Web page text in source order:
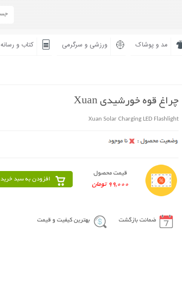
مد و پوشاک ورزشی و سرگرمی کتاب و رسانه
چراغ قوه خورشیدی Xuan
Xuan Solar Charging LED Flashlight
قیمت محصول
99,000 تومان
افزودن به سبد خرید
ضمانت بازگشت بهترین کیفیت و قیمت